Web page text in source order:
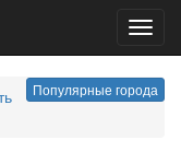
Популярные города